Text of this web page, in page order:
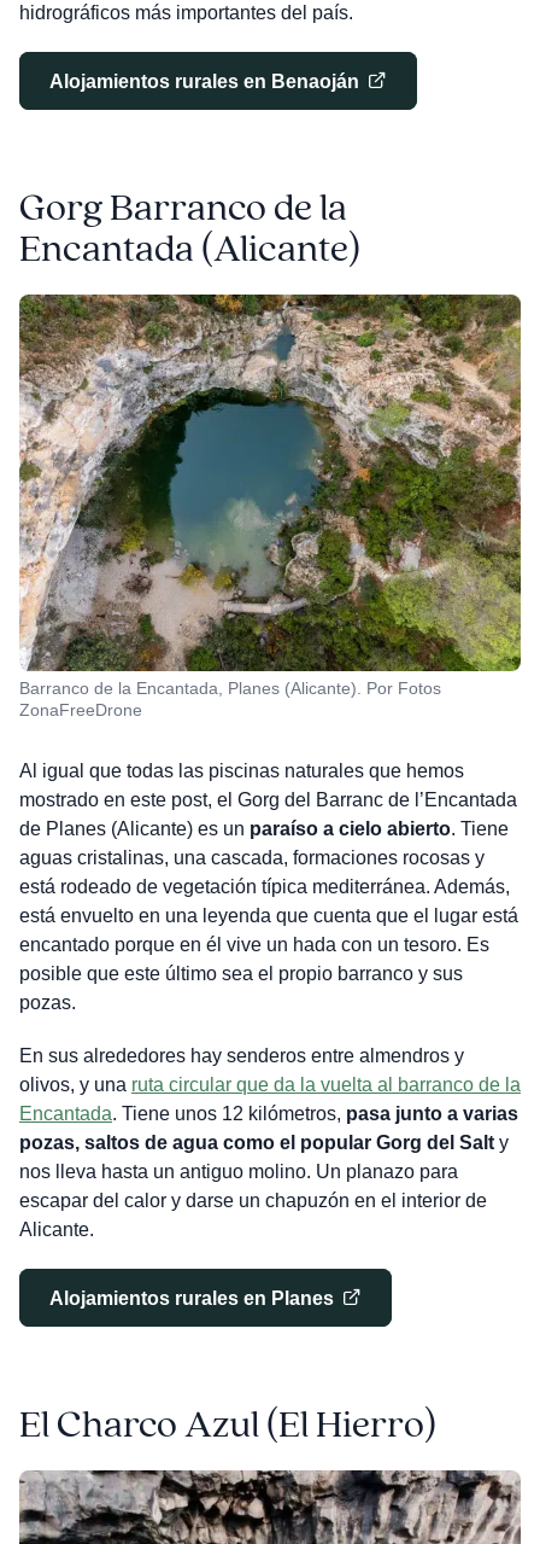
hidrográficos más importantes del país.
Alojamientos rurales en Benaoján
Gorg Barranco de la
Encantada (Alicante)
Barranco de la Encantada, Planes (Alicante). Por Fotos
ZonaFreeDrone
Al igual que todas las piscinas naturales que hemos
mostrado en este post, el Gorg del Barranc de l’Encantada
de Planes (Alicante) es un paraíso a cielo abierto. Tiene
aguas cristalinas, una cascada, formaciones rocosas y
está rodeado de vegetación típica mediterránea. Además,
está envuelto en una leyenda que cuenta que el lugar está
encantado porque en él vive un hada con un tesoro. Es
posible que este último sea el propio barranco y sus
pozas.
En sus alrededores hay senderos entre almendros y
olivos, y una ruta circular que da la vuelta al barranco de la
Encantada. Tiene unos 12 kilómetros, pasa junto a varias
pozas, saltos de agua como el popular Gorg del Salty
nos lleva hasta un antiguo molino. Un planazo para
escapar del calor y darse un chapuzón en el interior de
Alicante.
Alojamientos rurales en Planes
El Charco Azul (El Hierro)